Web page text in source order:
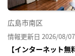
広島市南区
情報更新日 2026/08/
【インターネット